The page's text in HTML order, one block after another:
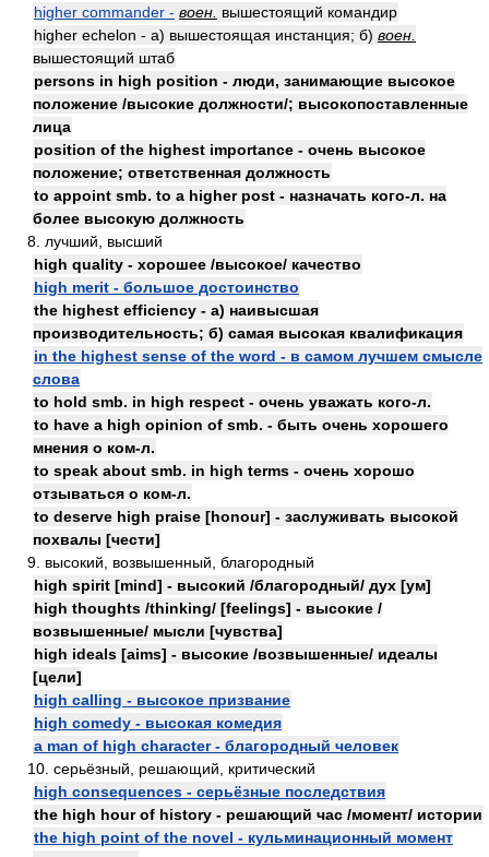
higher commander - воен. вышестоящий командир
higher echelon - а) вышестоящая инстанция; б) воен.
вышестоящий штаб
persons in high position - люди, занимающие высокое
положение /высокие должности/; высокопоставленные
лица
position of the highest importance - очень высокое
положение; ответственная должность
to appoint smb. to a higher post - назначать кого-л. на
более высокую должность
8. лучший, высший
high quality - хорошее /высокое/ качество
high merit - большое достоинство
the highest efficiency - а) наивысшая
производительность; б) самая высокая квалификация
in the highest sense of the word - в самом лучшем смысле
слова
to hold smb. in high respect - очень уважать кого-л.
to have a high opinion of smb. - быть очень хорошего
мнения о ком-л.
to speak about smb. in high terms - очень хорошо
отзываться о ком-л.
to deserve high praise [honour] - заслуживать высокой
похвалы [чести]
9. высокий, возвышенный, благородный
high spirit [mind] - высокий /благородный/ дух [ум]
high thoughts /thinking/ [feelings] - высокие /
возвышенные/ мысли [чувства]
high ideals [aims] - высокие /возвышенные/ идеалы
[цели]
high calling - высокое призвание
high comedy - высокая комедия
a man of high character - благородный человек
10. серьёзный, решающий, критический
high consequences - серьёзные последствия
the high hour of history - решающий час /момент/ истории
the high point of the novel - кульминационный момент